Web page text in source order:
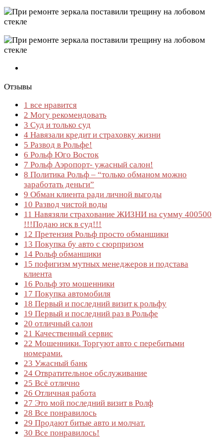
Отзывы
1 все нравится
2 Могу рекомендовать
3 Суд и только суд
4 Навязали кредит и страховку жизни
5 Развод в Рольфе!
6 Рольф Юго Восток
7 Рольф Аэропорт- ужасный салон!
8 Политика Рольф – “только обманом можно
заработать деньги”
9 Обман клиента ради личной выгоды
10 Развод чистой воды
11 Навязяли страхование ЖИЗНИ на сумму 400500
!!!Подаю иск в суд!!!
12 Претензия Рольф просто обманщики
13 Покупка бу авто с сюрпризом
14 Рольф обманщики
15 пофигизм мутных менеджеров и подстава
клиента
16 Рольф это мошенники
17 Покупка автомобиля
18 Первый и последний визит к рольфу
19 Первый и последний раз в Рольфе
20 отличный салон
21 Качественный сервис
22 Мошенники. Торгуют авто с перебитыми
номерами.
23 Ужасный банк
24 Отвратительное обслуживание
25 Всё отлично
26 Отличная работа
27 Это мой последний визит в Ролф
28 Все понравилось
29 Продают битые авто и молчат.
30 Все понравилось!